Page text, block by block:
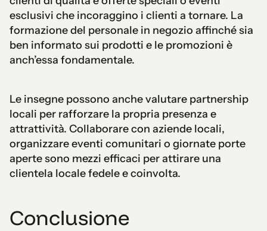
esclusivi che incoraggino i clienti a tornare. La
formazione del personale in negozio affinché sia
ben informato sui prodotti e le promozioni è
anch’essa fondamentale.
Le insegne possono anche valutare partnership
locali per rafforzare la propria presenza e
attrattività. Collaborare con aziende locali,
organizzare eventi comunitari o giornate porte
aperte sono mezzi efficaci per attirare una
clientela locale fedele e coinvolta.
Conclusione